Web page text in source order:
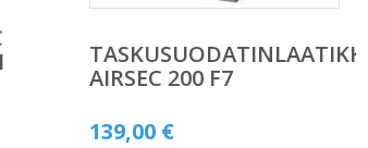
TASKUSUODATINLAATIKKO
AIRSEC 200 F7
139,00 €